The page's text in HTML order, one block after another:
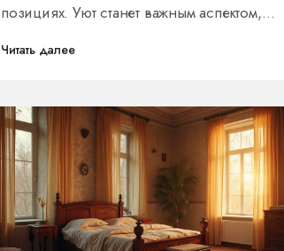
позициях. Уют станет важным аспектом,
статье вы найдете полезные советы по
создания стильной гостиной. Узнайте, как
использовать тренды для создания
современного и удобного пространства.
Читать далее